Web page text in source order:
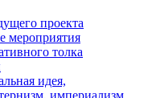
проекта
мероприятия
толка
идея,